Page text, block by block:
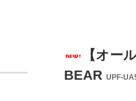
【オー
BEAR UPF-